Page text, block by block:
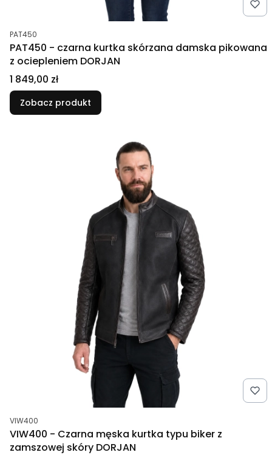
Kod produktu
PAT450
PAT450 - czarna kurtka skórzana damska pikowana
z ociepleniem DORJAN
Cena
1 849,00 zł
Zobacz produkt
Kod produktu
VIW400
VIW400 - Czarna męska kurtka typu biker z
zamszowej skóry DORJAN